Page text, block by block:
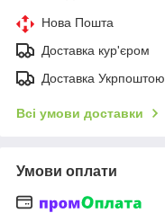
Нова Пошта
Доставка кур'єром
Доставка Укрпоштою
Всі умови доставки
Умови оплати